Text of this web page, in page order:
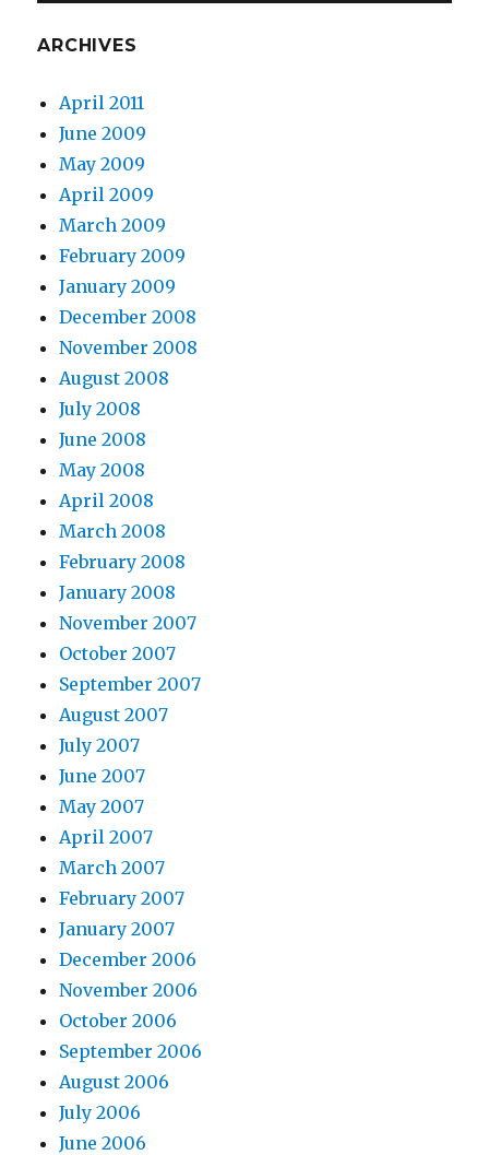
ARCHIVES
April 2011
June 2009
May 2009
April 2009
March 2009
February 2009
January 2009
December 2008
November 2008
August 2008
July 2008
June 2008
May 2008
April 2008
March 2008
February 2008
January 2008
November 2007
October 2007
September 2007
August 2007
July 2007
June 2007
May 2007
April 2007
March 2007
February 2007
January 2007
December 2006
November 2006
October 2006
September 2006
August 2006
July 2006
June 2006